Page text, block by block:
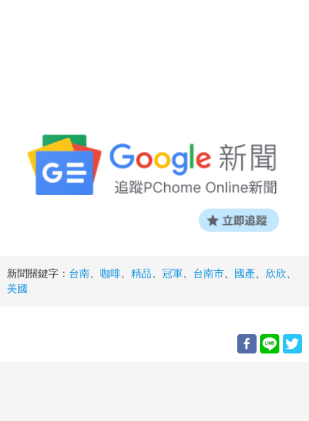
新聞關鍵字： 台南 咖啡 精品 冠軍 台南市 國產 欣欣
美國